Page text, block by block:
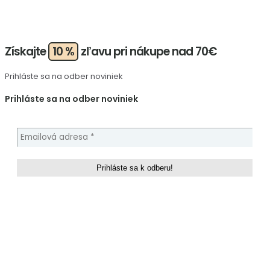
Získajte 10 % zľavu pri nákupe nad 70€
Prihláste sa na odber noviniek
Prihláste sa na odber noviniek